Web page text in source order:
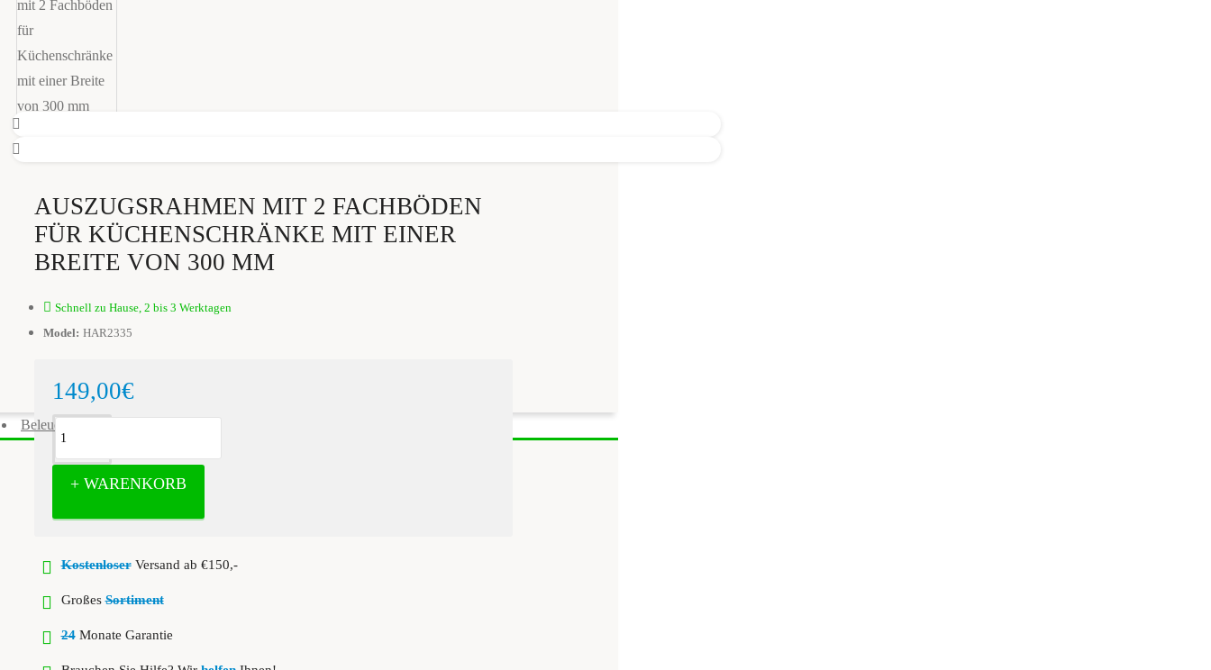
Beleuchtung
AUSZUGSRAHMEN MIT 2 FACHBÖDEN
FÜR KÜCHENSCHRÄNKE MIT EINER
BREITE VON 300 MM
Schnell zu Hause, 2 bis 3 Werktagen
Model: HAR2335
149,00€
+ WARENKORB
KostenloserVersand ab €150,-
GroßesSortiment
24Monate Garantie